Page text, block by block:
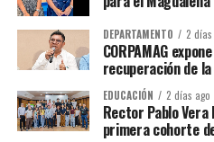
DEPARTAMENTO 2 días
CORPAMAG
recuperación de
EDUCACIÓN 2 días ago
Rector Pablo Vera
primera cohorte